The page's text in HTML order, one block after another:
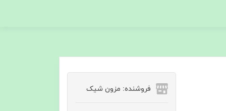
فروشنده: مزون شیک